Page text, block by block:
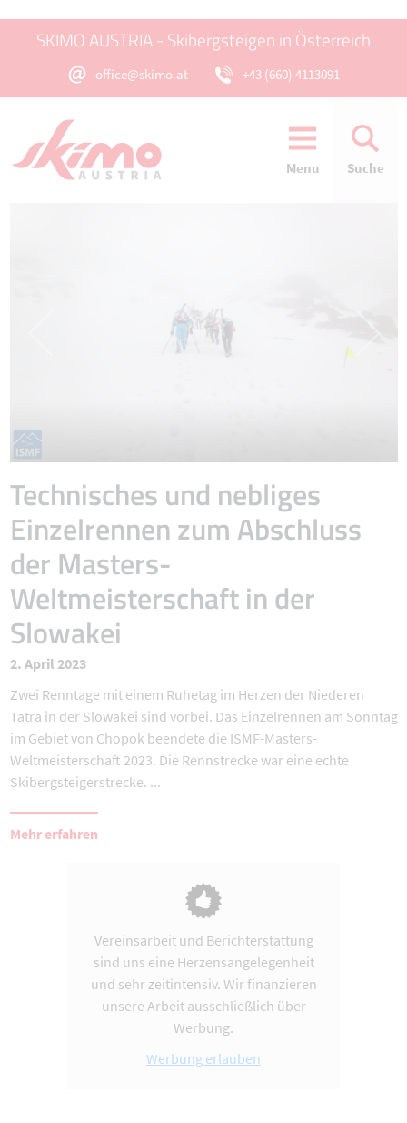
SKIMO AUSTRIA - Skibergsteigen in Österreich
office@skimo.at +43 (660) 4113091
Menu Suche
Technisches und nebliges
Einzelrennen zum Abschluss
der Masters-
Weltmeisterschaft in der
Slowakei
2. April 2023
Zwei Renntage mit einem Ruhetag im Herzen der Niederen
Tatra in der Slowakei sind vorbei. Das Einzelrennen am Sonntag
im Gebiet von Chopok beendete die ISMF-Masters-
Weltmeisterschaft 2023. Die Rennstrecke war eine echte
Skibergsteigerstrecke. ...
Mehr erfahren
Vereinsarbeit und Berichterstattung
sind uns eine Herzensangelegenheit
und sehr zeitintensiv. Wir finanzieren
unsere Arbeit ausschließlich über
Werbung.
Werbung erlauben